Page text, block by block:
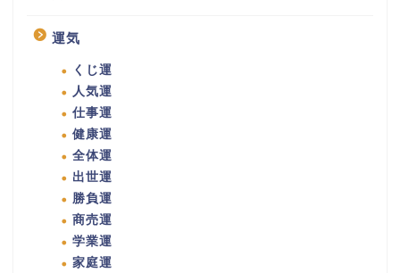
運気
くじ運
人気運
仕事運
健康運
全体運
出世運
勝負運
商売運
学業運
家庭運